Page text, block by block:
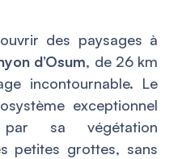
des paysages à
d’Osum, de 26 km
incontournable. Le
exceptionnel
sa végétation
petites grottes, sans